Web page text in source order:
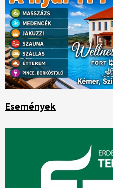
Események